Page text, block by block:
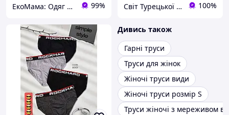
ЕкоМама: Одяг для вагітних, білизна для годування, сумка у пологовий, одяг для новонароджених 99% Світ Турецької Білизни 100%
Дивись також
Гарні труси
Труси для жінок
Жіночі труси види
Жіночі труси розмір S
Труси жіночі з мереживом